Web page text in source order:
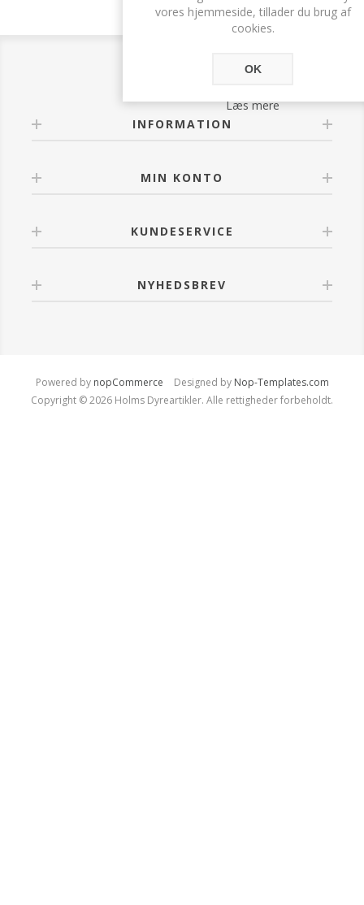
INFORMATION
MIN KONTO
KUNDESERVICE
NYHEDSBREV
Powered by nopCommerce Designed by Nop-Templates.com
Copyright © 2026 Holms Dyreartikler. Alle rettigheder forbeholdt.
vores hjemmeside, tillader du brug af
cookies.
OK
Læs mere